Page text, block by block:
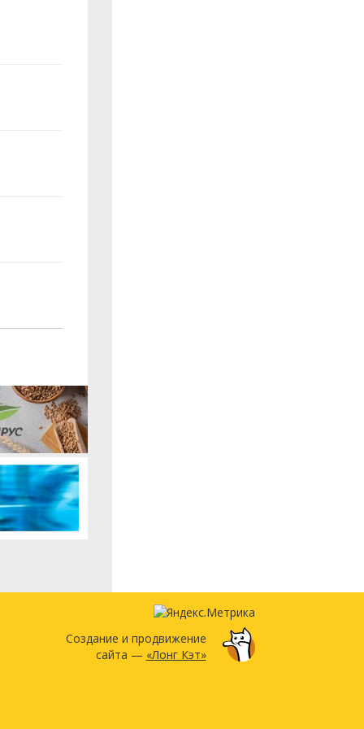
Создание и продвижение
сайта — «Лонг Кэт»